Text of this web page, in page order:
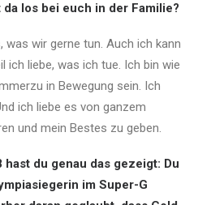
da los bei euch in der Familie?
was wir gerne tun. Auch ich kann
ich liebe, was ich tue. Ich bin wie
in Bewegung sein. Ich
ich liebe es von ganzem
und mein Bestes zu geben.
du genau das gezeigt: Du
im Super-G